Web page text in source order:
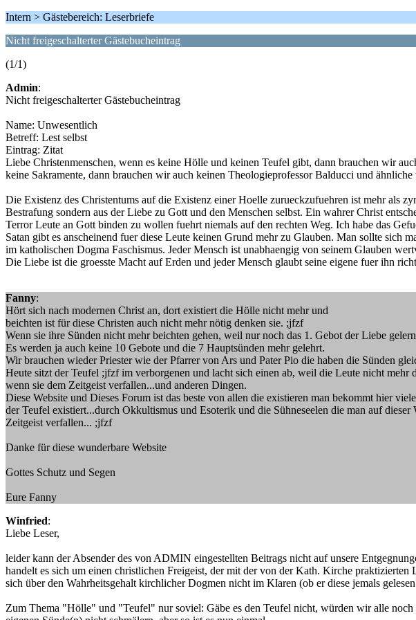
Intern > Gästebereich: Leserbriefe
Nicht freigeschalterter Gästebucheintrag
(1/1)
Admin:
Nicht freigeschalterter Gästebucheintrag
Name: Unwesentlich
Betreff: Lest selbst
Eintrag: Zitat
Liebe Christenmenschen, wenn es keine Hölle und keinen Teufel gibt, dann brauchen wir
keine Sakramente, dann brauchen wir auch keinen Theologieprofessor Balducci und ähnliche
Die Existenz des Christentums auf die Existenz einer Hoelle zurueckzufuehren ist mehr als
Bestrafung sondern aus der Liebe zu Gott und den Menschen selbst. Ein wahrer Christ
Terror Leute an Gott binden zu wollen fuehrt niemals auf den rechten Weg. Ich habe das
Satan gibt es anscheinend fuer diese Leute keinen Grund mehr zu Glauben. Man sollte sich
im katholischen Dogma Faschismus. Jeder Mensch ist unabhaengig von seinem Glauben
Die Liebe ist die groesste Macht auf Erden und jeder Mensch glaubt seine eigene fuer ihn
Fanny:
Hört sich nach modernen Christ an, dort existiert die Hölle nicht mehr und
beichten ist für diese Christen auch nicht mehr nötig denken sie. ;jfzf
Wenn sie ihre Sünden nicht mehr beichten gehen, weil nur noch das 1. Gebot der Liebe
Es werden ja auch keine 10 Gebote und die 7 Hauptsünden mehr gelehrt.
Wir brauchen wieder Priester wie der Pfarrer von Ars und Pater Pio die haben die Sünden
Heute sitzt der Teufel ;jfzf im verborgenen und lacht sich einen ab, weil die Leute nicht
wenn sie dem Zeitgeist verfallen...und anderen Dingen.
Diese Website und Dieses Forum ist das beste von allen die existieren man bekommt hier
der Teufel existiert...durch Okkultismus und Esoterik und die Sühneseelen die man auf
Zeitgeist verfallen... ;jfzf
Danke für diese wunderbare Website
Gottes Schutz und Segen
Eure Fanny
Winfried:
Liebe Leser,
leider kann der Absender des von ADMIN eingestellten Beitrags nicht auf unsere
handelt es sich um einen christlichen Freigeist, der mit der von der Kath. Kirche
sich über den Wahrheitsgehalt kirchlicher Dogmen nicht im Klaren (ob er diese jemals
Zum Thema "Hölle" und "Teufel" nur soviel: Gäbe es den Teufel nicht, würden wir alle